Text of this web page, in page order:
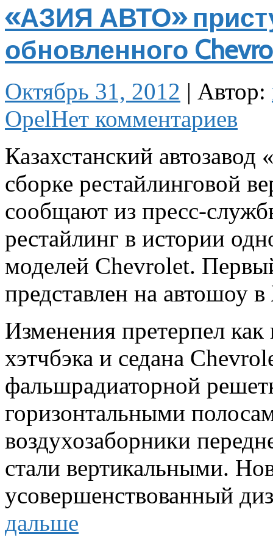
«АЗИЯ АВТО»
обновленного
Октябрь 31, 2012 | Автор:
OpelНет комментариев
Казахстанский
сборке рестайлинговой
сообщают из пресс-
рестайлинг в истории
моделей Chevrolet.
представлен на автошоу
Изменения претерпел
хэтчбэка и седана
фальшрадиаторной
горизонтальными
воздухозаборники
стали вертикальными.
усовершенствованный
дальше